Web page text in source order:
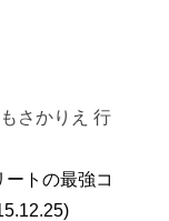
さかりえ 行
ートの最強コ